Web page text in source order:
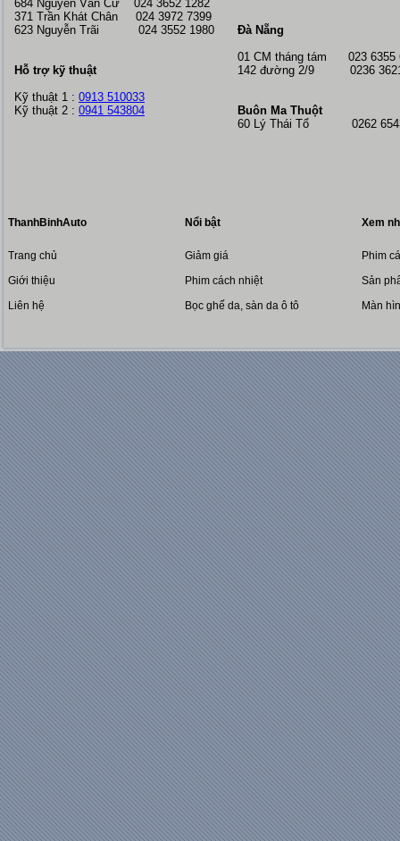
684 Nguyễn Văn Cừ 024 3652 1282
371 Trần Khát Chân 024 3972 7399
623 Nguyễn Trãi 024 3552 1980
Hỗ trợ kỹ thuật
Kỹ thuật 1 : 0913 510033
Kỹ thuật 2 : 0941 543804
Đà Nẵng
01 CM tháng tám 023 6355
142 đường 2/9 0236
Buôn Ma Thuột
60 Lý Thái Tổ 0262
ThanhBinhAuto
Trang chủ
Giới thiệu
Liên hệ
Nổi bật
Giảm giá
Phim cách nhiệt
Bọc ghế da, sàn da ô tô
Xem
Phim
Sản
Màn